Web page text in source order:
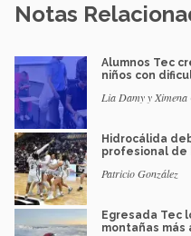
Notas
Alumnos Tec
niños con
Lia Damy y Ximena
Hidrocálida
profesional de
Patricio González
Egresada Tec
montañas